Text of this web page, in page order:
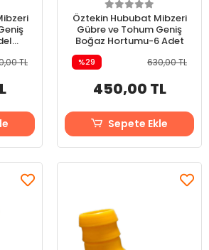
TL
Öztekin Hububat Mibzeri
Gübre ve Tohum Geniş
Boğaz Hortumu-6 Adet
%29 630,00 TL
450,00 TL
Sepete Ekle